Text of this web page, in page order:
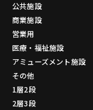
公共施設
商業施設
営業用
医療・福祉施設
アミューズメント施設
その他
1層2段
2層3段